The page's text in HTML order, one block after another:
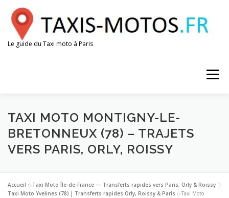
contenu
Le guide du Taxi moto à Paris
Menu
AÉROPORTS GARES ESPACE CHAUFFEUR
TAXI MOTO MONTIGNY-LE-
BRETONNEUX (78) – TRAJETS
VERS PARIS, ORLY, ROISSY
Accueil »Taxi Moto Île-de-France — Transferts rapides vers Paris, Orly & Roissy »
Taxi Moto Yvelines (78) | Transferts rapides Orly, Roissy & Paris »Taxi Moto